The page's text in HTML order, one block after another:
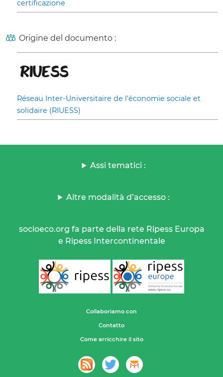
certificazione
Origine del documento :
Réseau Inter-Universitaire de l’économie sociale et
solidaire (RIUESS)
Assi tematici :
Altre modalità d’accesso :
socioeco.org fa parte della rete Ripess Europa
e Ripess Intercontinentale
Collaboriamo con
Contatto
Come arricchire il sito